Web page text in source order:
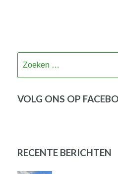
VOLG ONS OP
RECENTE BERICHTEN